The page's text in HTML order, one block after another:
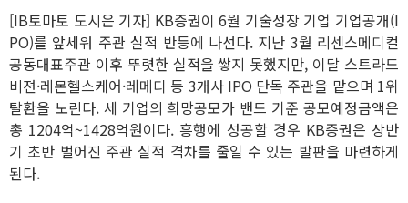
[IB토마토 도시은 기자] KB증권이 6월 기술성장 기업 기업공개(I
PO)를 앞세워 주관 실적 반등에 나선다. 지난 3월 리센스메디컬
공동대표주관 이후 뚜렷한 실적을 쌓지 못했지만, 이달 스트라드
비젼·레몬헬스케어·레메디 등 3개사 IPO 단독 주관을 맡으며 1위
탈환을 노린다. 세 기업의 희망공모가 밴드 기준 공모예정금액은
총 1204억~1428억원이다. 흥행에 성공할 경우 KB증권은 상반
기 초반 벌어진 주관 실적 격차를 줄일 수 있는 발판을 마련하게
된다.